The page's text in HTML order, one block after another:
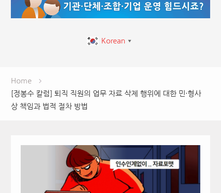
Korean ▼
Home
[정봉수 칼럼] 퇴직 직원의 업무 자료 삭제 행위에 대한 민·형사
상 책임과 법적 절차 방법